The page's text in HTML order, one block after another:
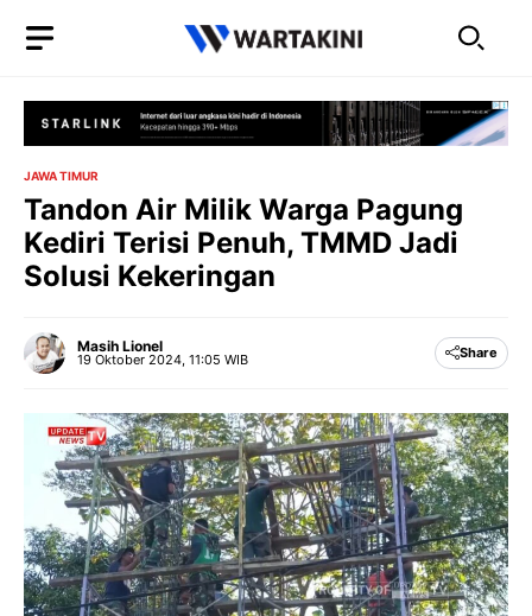
JAWA TIMUR
Tandon Air Milik Warga Pagung
Kediri Terisi Penuh, TMMD Jadi
Solusi Kekeringan
Masih Lionel
19 Oktober 2024, 11:05 WIB Share